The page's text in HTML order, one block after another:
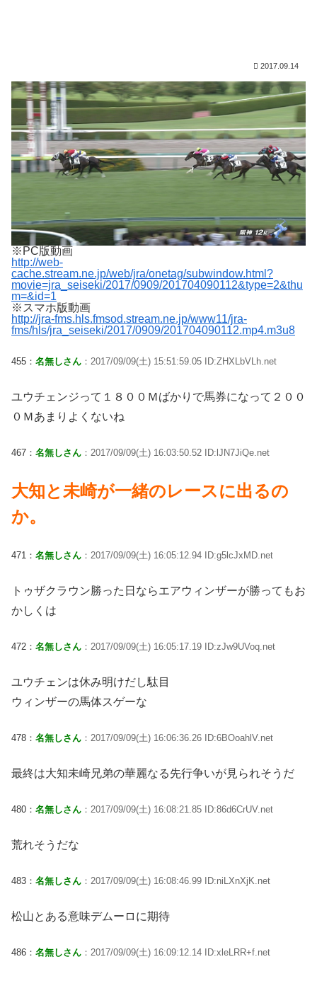
2017.09.14
※PC版動画
http://web-
cache.stream.ne.jp/web/jra/onetag/subwindow.html?
movie=jra_seiseki/2017/0909/201704090112&type=2&thu
m=&id=1
※スマホ版動画
http://jra-fms.hls.fmsod.stream.ne.jp/www11/jra-
fms/hls/jra_seiseki/2017/0909/201704090112.mp4.m3u8
455： 名無しさん ：2017/09/09(土) 15:51:59.05 ID:ZHXLbVLh.net
ユウチェンジって１８００Ｍばかりで馬券になって２００
０Ｍあまりよくないね
467： 名無しさん ：2017/09/09(土) 16:03:50.52 ID:lJN7JiQe.net
大知と未崎が一緒のレースに出るの
か。
471： 名無しさん ：2017/09/09(土) 16:05:12.94 ID:g5lcJxMD.net
トゥザクラウン勝った日ならエアウィンザーが勝ってもお
かしくは
472： 名無しさん ：2017/09/09(土) 16:05:17.19 ID:zJw9UVoq.net
ユウチェンは休み明けだし駄目
ウィンザーの馬体スゲーな
478： 名無しさん ：2017/09/09(土) 16:06:36.26 ID:6BOoahlV.net
最終は大知未崎兄弟の華麗なる先行争いが見られそうだ
480： 名無しさん ：2017/09/09(土) 16:08:21.85 ID:86d6CrUV.net
荒れそうだな
483： 名無しさん ：2017/09/09(土) 16:08:46.99 ID:niLXnXjK.net
松山とある意味デムーロに期待
486： 名無しさん ：2017/09/09(土) 16:09:12.14 ID:xleLRR+f.net